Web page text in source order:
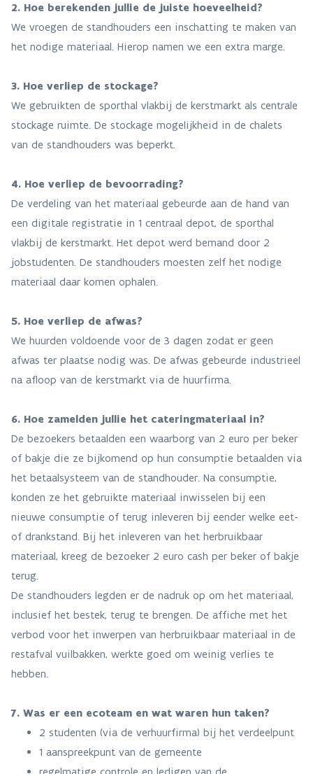
2. Hoe berekenden jullie de juiste hoeveelheid?
We vroegen de standhouders een inschatting te maken van
het nodige materiaal. Hierop namen we een extra marge.
3. Hoe verliep de stockage?
We gebruikten de sporthal vlakbij de kerstmarkt als centrale
stockage ruimte. De stockage mogelijkheid in de chalets
van de standhouders was beperkt.
4. Hoe verliep de bevoorrading?
De verdeling van het materiaal gebeurde aan de hand van
een digitale registratie in 1 centraal depot, de sporthal
vlakbij de kerstmarkt. Het depot werd bemand door 2
jobstudenten. De standhouders moesten zelf het nodige
materiaal daar komen ophalen.
5. Hoe verliep de afwas?
We huurden voldoende voor de 3 dagen zodat er geen
afwas ter plaatse nodig was. De afwas gebeurde industrieel
na afloop van de kerstmarkt via de huurfirma.
6. Hoe zamelden jullie het cateringmateriaal in?
De bezoekers betaalden een waarborg van 2 euro per beker
of bakje die ze bijkomend op hun consumptie betaalden via
het betaalsysteem van de standhouder. Na consumptie,
konden ze het gebruikte materiaal inwisselen bij een
nieuwe consumptie of terug inleveren bij eender welke eet-
of drankstand. Bij het inleveren van het herbruikbaar
materiaal, kreeg de bezoeker 2 euro cash per beker of bakje
terug.
De standhouders legden er de nadruk op om het materiaal,
inclusief het bestek, terug te brengen. De affiche met het
verbod voor het inwerpen van herbruikbaar materiaal in de
restafval vuilbakken, werkte goed om weinig verlies te
hebben.
7. Was er een ecoteam en wat waren hun taken?
2 studenten (via de verhuurfirma) bij het verdeelpunt
1 aanspreekpunt van de gemeente